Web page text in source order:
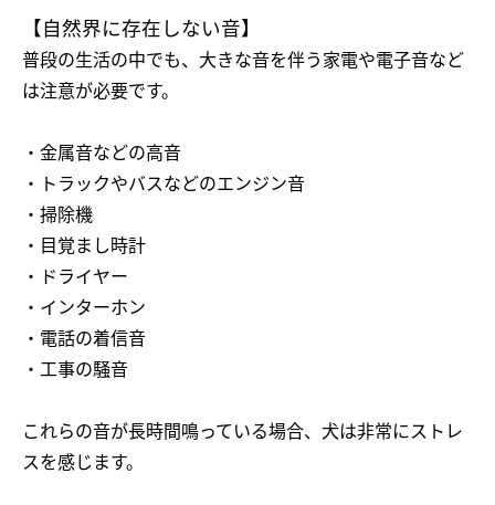
【自然界に存在しない音】
普段の生活の中でも、大きな音を伴う家電や電子音など
は注意が必要です。
・金属音などの高音
・トラックやバスなどのエンジン音
・掃除機
・目覚まし時計
・ドライヤー
・インターホン
・電話の着信音
・工事の騒音
これらの音が長時間鳴っている場合、犬は非常にストレ
スを感じます。